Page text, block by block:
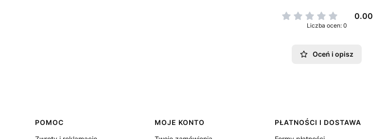
0.00
Liczba ocen: 0
Oceń i opisz
Linki w stopce
POMOC
MOJE KONTO
PŁATNOŚCI I DOSTAWA